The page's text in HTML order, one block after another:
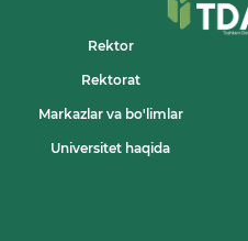
Rektor
Rektorat
Markazlar va bo'limlar
Universitet haqida